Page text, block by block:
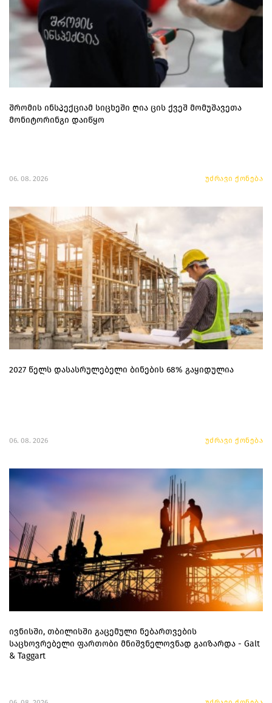
შრომის ინსპექციამ სიცხეში ღია ცის ქვეშ მომუშავეთა
მონიტორინგი დაიწყო
06. 08. 2026 უძრავი ქონება
2027 წელს დასასრულებელი ბინების 68% გაყიდულია
06. 08. 2026 უძრავი ქონება
ივნისში, თბილისში გაცემული ნებართვების
საცხოვრებელი ფართობი მნიშვნელოვნად გაიზარდა - Galt
& Taggart